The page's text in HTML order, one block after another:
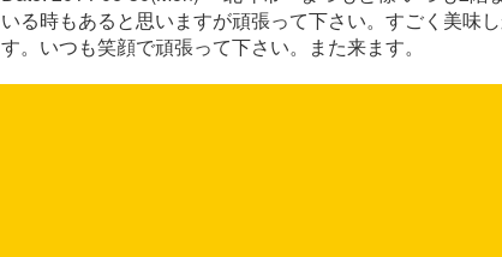
いる時もあると思いますが頑張って下さい。すごく美味
す。いつも笑顔で頑張って下さい。また来ます。